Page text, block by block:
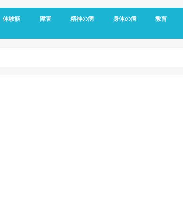
体験談
メッセージ
障害
視覚障害
聴覚障害
発達障害
知的障害
障害年金
障害者雇用
精神の病
うつ病
双極性障害
統合失調症
パニック障害
不安神経症
依存症
適応障害
身体の病
アレルギー
頭痛
ダウン症
がん
リウマチ
更年期障害
内臓の病気
整形外科の病気
脳・心臓の病気
糖尿病
その他の身体の病
教育
子育て